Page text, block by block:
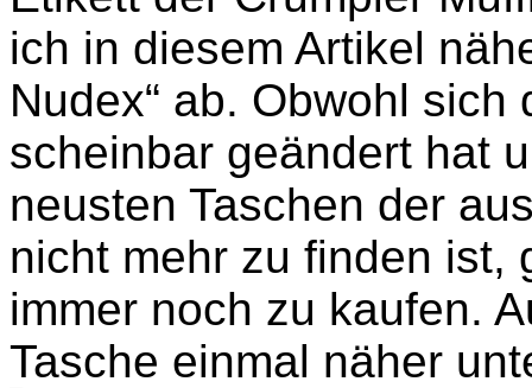
ich in diesem Artikel
Nudex“ ab. Obwohl
scheinbar geändert hat
neusten Taschen der
nicht mehr zu finden ist,
immer noch zu kaufen.
Tasche einmal näher